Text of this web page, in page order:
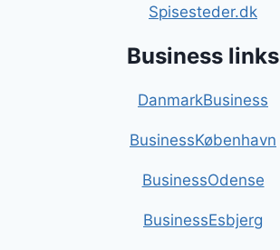
Spisesteder.dk
Business links
DanmarkBusiness
BusinessKøbenhavn
BusinessOdense
BusinessEsbjerg